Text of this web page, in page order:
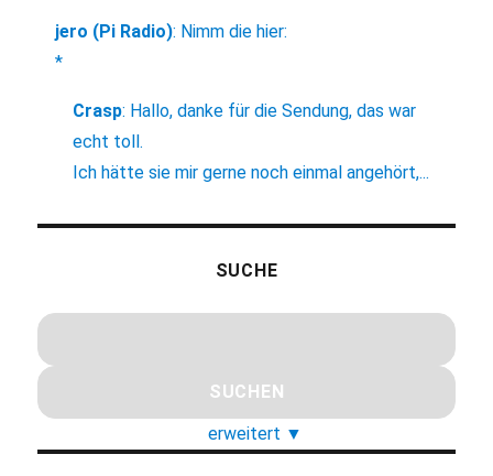
jero (Pi Radio): Nimm die hier:
*
Crasp: Hallo, danke für die Sendung, das war
echt toll.
Ich hätte sie mir gerne noch einmal angehört,...
SUCHE
erweitert ▼